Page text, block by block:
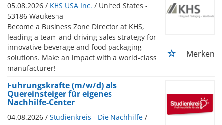
05.08.2026 / KHS USA Inc. / United States -
53186 Waukesha
Become a Business Zone Director at KHS,
leading a team and driving sales strategy for
innovative beverage and food packaging
solutions. Make an impact with a world-class
manufacturer!
Merken
Führungskräfte (m/w/d) als
Quereinsteiger für eigenes
Nachhilfe-Center
04.08.2026 / Studienkreis - Die Nachhilfe /